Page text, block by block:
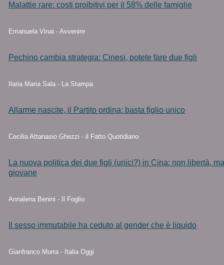
Malattie rare: costi proibitivi per il 58% delle famiglie
Emanuela Vinai - Avvenire
Pechino cambia strategia: Cinesi, potete fare due figli
Ilaria Maria Sala - La Stampa
Allarme nascite, il Partito ordina: basta figlio unico
Cecilia Attanasio Ghezzi - il Fatto Quotidiano
La nuova politica dei due figli (unici?) in Cina: non libertà,
giovane
Annalena Benini - Il Foglio
Il sesso immutabile ha ceduto al gender che è liquido
Gianfranco Morra - Italia Oggi